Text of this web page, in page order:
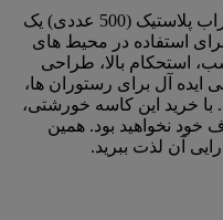
کاسه خورشتی سنگین 300گرمی محراب پلاستیک (500 عددی) یک
استفاده در محیط های
استحکام بالا، طراحی
ایده آل برای رستوران ها،
خرید این کاسه خورشتی،
نخواهید بود. همین
آن لذت ببرید.